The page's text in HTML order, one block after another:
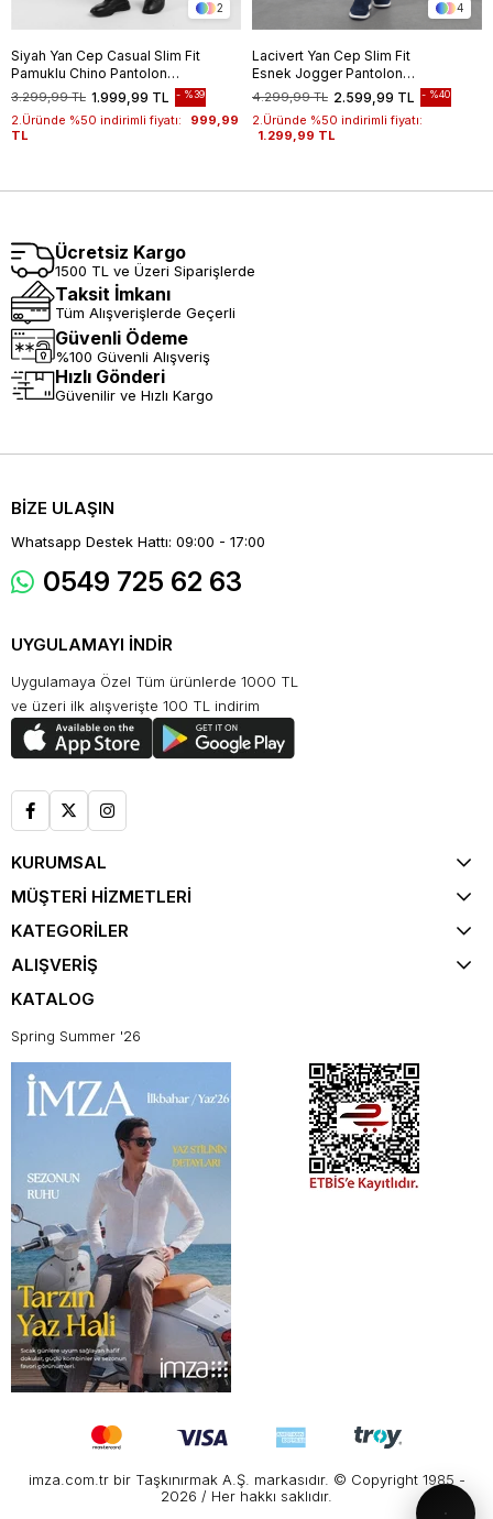
2
Siyah Yan Cep Casual Slim Fit
Pamuklu Chino Pantolon
1003255172 1.999,99 TL
3.299,99 TL %39
2.Üründe %50 indirimli fiyatı:
999,99
TL
4
Lacivert Yan Cep Slim Fit
Esnek Jogger Pantolon
1003260179
2.599,99 TL
4.299,99 TL %40
2.Üründe %50 indirimli fiyatı:
1.299,99 TL
Ücretsiz Kargo
1500 TL ve Üzeri Siparişlerde
Taksit İmkanı
Tüm Alışverişlerde Geçerli
Güvenli Ödeme
%100 Güvenli Alışveriş
Hızlı Gönderi
Güvenilir ve Hızlı Kargo
BİZE ULAŞIN
Whatsapp Destek Hattı: 09:00 - 17:00
0549 725 62 63
UYGULAMAYI İNDİR
Uygulamaya Özel Tüm ürünlerde 1000 TL
ve üzeri ilk alışverişte 100 TL indirim
KURUMSAL
MÜŞTERİ HİZMETLERİ
KATEGORİLER
ALIŞVERİŞ
KATALOG
Spring Summer '26
imza.com.tr bir Taşkınırmak A.Ş. markasıdır. © Copyright 1985 -
2026 / Her hakkı saklıdır.